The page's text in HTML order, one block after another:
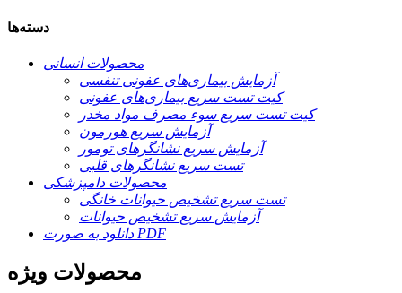
دسته‌ها
محصولات انسانی
آزمایش بیماری‌های عفونی تنفسی
کیت تست سریع بیماری‌های عفونی
کیت تست سریع سوء مصرف مواد مخدر
آزمایش سریع هورمون
آزمایش سریع نشانگرهای تومور
تست سریع نشانگرهای قلبی
محصولات دامپزشکی
تست سریع تشخیص حیوانات خانگی
آزمایش سریع تشخیص حیوانات
دانلود به صورت PDF
محصولات ویژه